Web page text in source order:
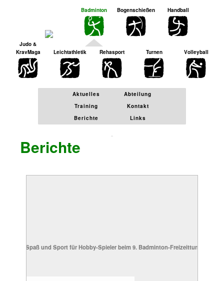
Badminton Bogenschießen Handball
Judo &
KravMaga
Leichtathletik Rehasport Turnen Volleyball
Aktuelles
Abteilung
Training
Kontakt
Berichte
Links
Berichte